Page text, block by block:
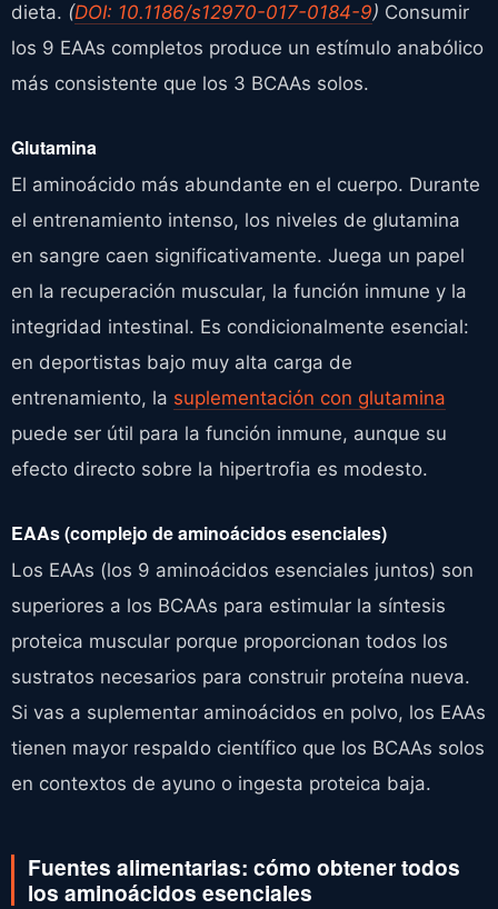
dieta. (DOI: 10.1186/s12970-017-0184-9) Consumir
los 9 EAAs completos produce un estímulo anabólico
más consistente que los 3 BCAAs solos.
Glutamina
El aminoácido más abundante en el cuerpo. Durante
el entrenamiento intenso, los niveles de glutamina
en sangre caen significativamente. Juega un papel
en la recuperación muscular, la función inmune y la
integridad intestinal. Es condicionalmente esencial:
en deportistas bajo muy alta carga de
entrenamiento, la suplementación con glutamina
puede ser útil para la función inmune, aunque su
efecto directo sobre la hipertrofia es modesto.
EAAs (complejo de aminoácidos esenciales)
Los EAAs (los 9 aminoácidos esenciales juntos) son
superiores a los BCAAs para estimular la síntesis
proteica muscular porque proporcionan todos los
sustratos necesarios para construir proteína nueva.
Si vas a suplementar aminoácidos en polvo, los EAAs
tienen mayor respaldo científico que los BCAAs solos
en contextos de ayuno o ingesta proteica baja.
Fuentes alimentarias: cómo obtener todos
los aminoácidos esenciales